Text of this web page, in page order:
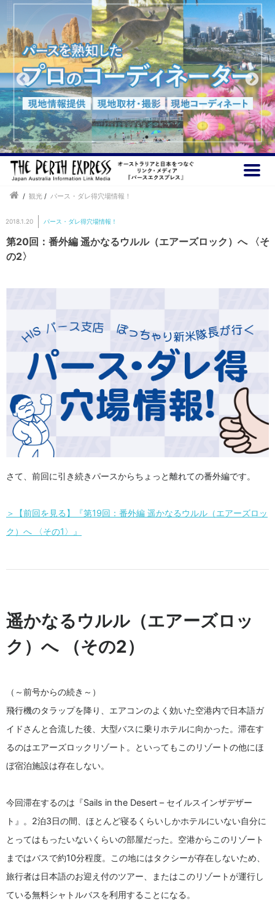
/ 観光 / パース・ダレ得穴場情報！
2018.1.20 パース・ダレ得穴場情報！
第20回：番外編 遥かなるウルル（エアーズロック）へ 〈そ
の2〉
さて、前回に引き続きパースからちょっと離れての番外編です。
＞【前回を見る】『第19回：番外編 遥かなるウルル（エアーズロッ
ク）へ 〈その1〉』
遥かなるウルル（エアーズロッ
ク）へ （その2）
（～前号からの続き～）
飛行機のタラップを降り、エアコンのよく効いた空港内で日本語ガ
イドさんと合流した後、大型バスに乗りホテルに向かった。滞在す
るのはエアーズロックリゾート。といってもこのリゾートの他にほ
ぼ宿泊施設は存在しない。
今回滞在するのは『Sails in the Desert – セイルスインザデザー
ト』。2泊3日の間、ほとんど寝るくらいしかホテルにいない自分に
とってはもったいないくらいの部屋だった。空港からこのリゾート
まではバスで約10分程度。この地にはタクシーが存在しないため、
旅行者は日本語のお迎え付のツアー、またはこのリゾートが運行し
ている無料シャトルバスを利用することになる。